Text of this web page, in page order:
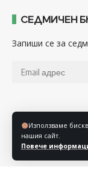
Използваме
нашия сайт.
Повече
СЕДМИЧЕН
Запиши се за